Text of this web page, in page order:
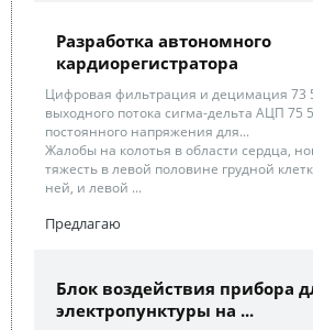
Разработка автономного
кардиорегистратора
Цифровая фильтрация и децимация 73
выходного потока сигма-дельта АЦП 75
постоянного напряжения для...
Жалобы на колотья в области сердца,
тяжесть в левой половине грудной
ней, и левой ...
Предлагаю
Блок воздействия прибора
электропунктуры на ...